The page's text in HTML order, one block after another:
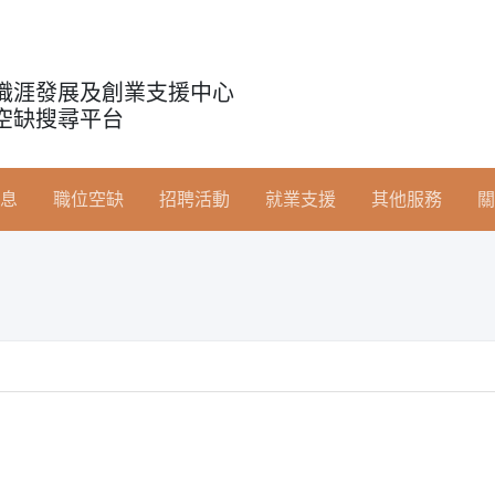
涯發展及創業支援中心
缺搜尋平台
職位空缺 招聘活動 就業支援 其他服務